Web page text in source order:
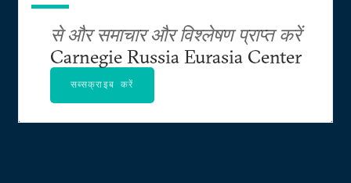
से और समाचार और विश्लेषण प्राप्त करें
Carnegie Russia Eurasia Center
सब्सक्राइब करें